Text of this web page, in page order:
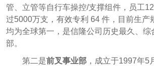
管、立管等自行车操控/支撑组件，员工
过5000万支，有效专利 64 件，目前生产
均为全球第一，是信隆公司历史最久、综
部。
第二是前叉事业部，成立于1997年5